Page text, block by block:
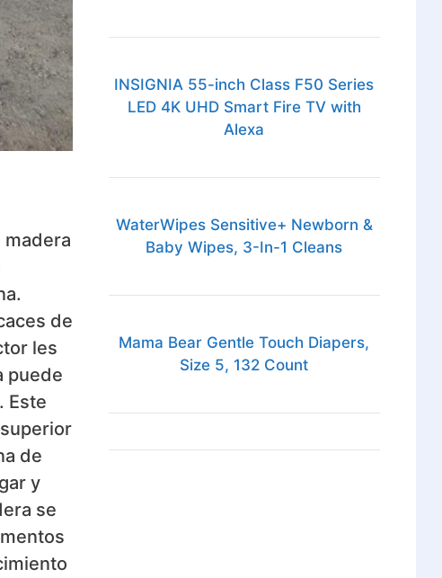
de
les
puede
Este
de
y
se
INSIGNIA 55-inch Class F50 Series
LED 4K UHD Smart Fire TV with
Alexa
WaterWipes Sensitive+ Newborn &
Baby Wipes, 3-In-1 Cleans
Mama Bear Gentle Touch Diapers,
Size 5, 132 Count